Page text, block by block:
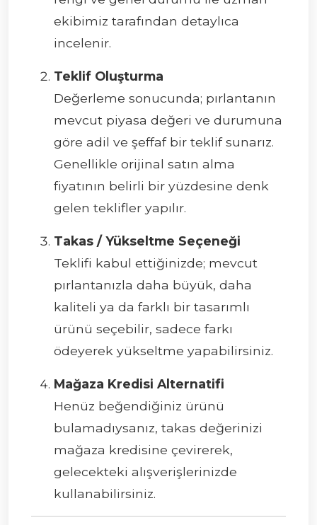
ekibimiz tarafından detaylıca
incelenir.
Teklif Oluşturma
Değerleme sonucunda; pırlantanın
mevcut piyasa değeri ve durumuna
göre adil ve şeffaf bir teklif sunarız.
Genellikle orijinal satın alma
fiyatının belirli bir yüzdesine denk
gelen teklifler yapılır.
Takas / Yükseltme Seçeneği
Teklifi kabul ettiğinizde; mevcut
pırlantanızla daha büyük, daha
kaliteli ya da farklı bir tasarımlı
ürünü seçebilir, sadece farkı
ödeyerek yükseltme yapabilirsiniz.
Mağaza Kredisi Alternatifi
Henüz beğendiğiniz ürünü
bulamadıysanız, takas değerinizi
mağaza kredisine çevirerek,
gelecekteki alışverişlerinizde
kullanabilirsiniz.